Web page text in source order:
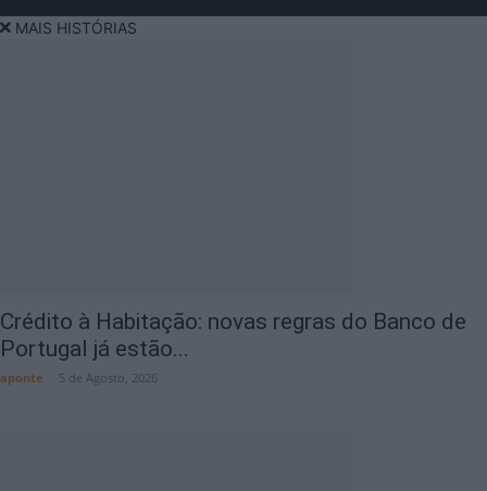
MAIS HISTÓRIAS
Crédito à Habitação: novas regras do Banco de
Portugal já estão...
aponte 5 de Agosto, 2026